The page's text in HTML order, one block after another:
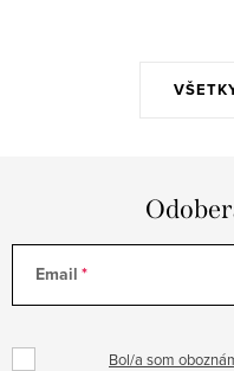
Email
Bol/a som